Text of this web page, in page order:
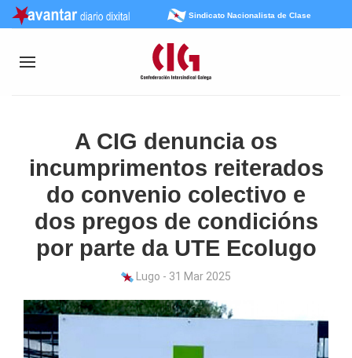
Sindicato Nacionalista de Clase
A CIG denuncia os
incumprimentos reiterados
do convenio colectivo e
dos pregos de condicións
por parte da UTE Ecolugo
Lugo - 31 Mar 2025